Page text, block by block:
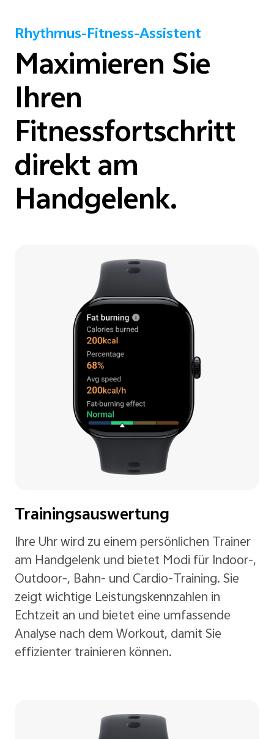
Rhythmus-Fitness-Assistent
Maximieren Sie
Ihren
Fitnessfortschritt
direkt am
Handgelenk.
Trainingsauswertung
Ihre Uhr wird zu einem persönlichen Trainer
am Handgelenk und bietet Modi für Indoor-,
Outdoor-, Bahn- und Cardio-Training. Sie
zeigt wichtige Leistungskennzahlen in
Echtzeit an und bietet eine umfassende
Analyse nach dem Workout, damit Sie
effizienter trainieren können.